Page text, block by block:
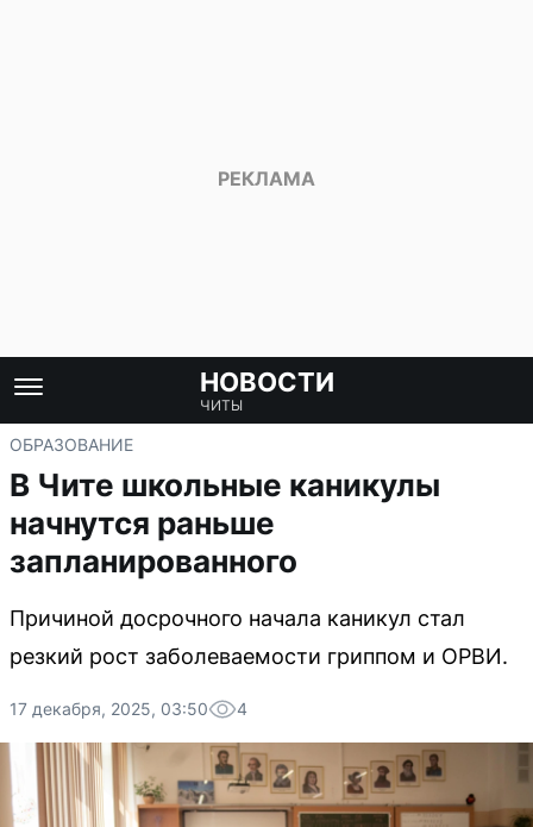
НОВОСТИ
ЧИТЫ
ОБРАЗОВАНИЕ
В Чите школьные каникулы
начнутся раньше
запланированного
Причиной досрочного начала каникул стал
резкий рост заболеваемости гриппом и ОРВИ.
17 декабря, 2025, 03:50 4